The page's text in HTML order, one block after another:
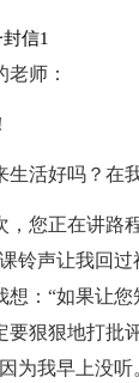
信1
老师：
生活好吗？在
，您正在讲路
铃声让我回
想：“如果让
要狠狠地打批
为我早上没听